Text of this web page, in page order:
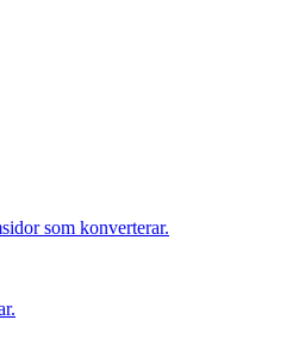
som konverterar.